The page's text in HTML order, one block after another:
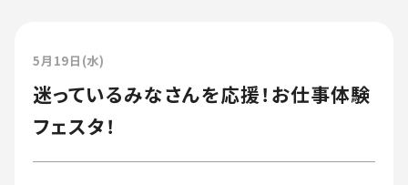
5月19日(水)
迷っているみなさんを応援！お仕事体験
フェスタ！